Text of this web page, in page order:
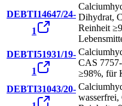
DEBTI14647/24-
1
Dihydrat,
Reinheit
DEBTI51931/19-
1
CAS
≥98%, für
DEBTI31043/20-